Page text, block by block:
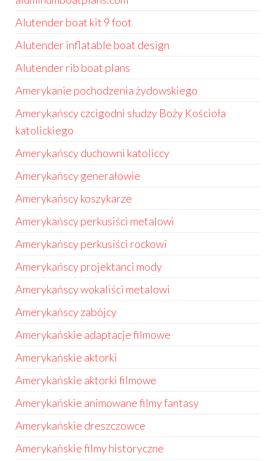
Alutender boat kit 9 foot
Alutender inflatable boat design
Alutender rib boat plans
Amerykanie pochodzenia żydowskiego
Amerykańscy czcigodni słudzy Boży Kościoła
katolickiego
Amerykańscy duchowni katoliccy
Amerykańscy generałowie
Amerykańscy koszykarze
Amerykańscy perkusiści metalowi
Amerykańscy perkusiści rockowi
Amerykańscy projektanci mody
Amerykańscy wokaliści metalowi
Amerykańscy zabójcy
Amerykańskie adaptacje filmowe
Amerykańskie aktorki
Amerykańskie aktorki filmowe
Amerykańskie animowane filmy fantasy
Amerykańskie dreszczowce
Amerykańskie filmy historyczne